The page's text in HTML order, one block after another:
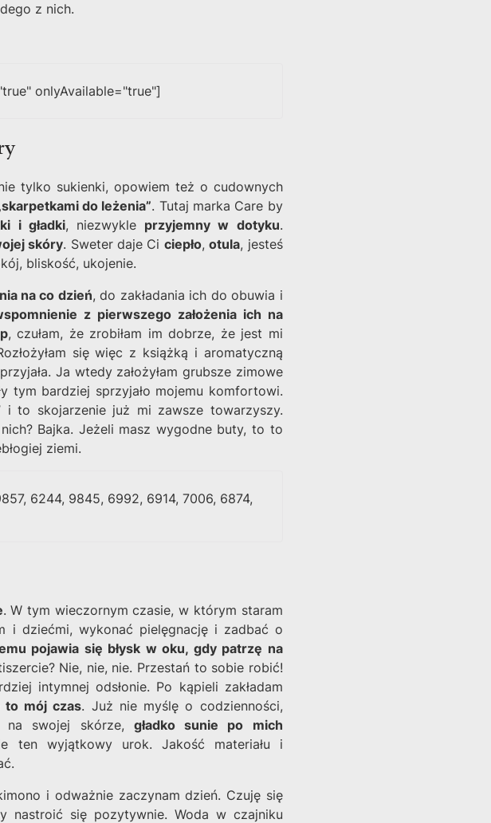
z nich.
onlyAvailable="true"]
tylko sukienki, opowiem też o cudownych
do leżenia”. Tutaj marka Care by
i gładki, niezwykle przyjemny w dotyku.
skóry. Sweter daje Ci ciepło,otula, jesteś
bliskość, ukojenie.
na co dzień, do zakładania ich do obuwia i
z pierwszego założenia ich na
, czułam, że zrobiłam im dobrze, że jest mi
się więc z książką i aromatyczną
Ja wtedy założyłam grubsze zimowe
tym bardziej sprzyjało mojemu komfortowi.
i to skojarzenie już mi zawsze towarzyszy.
Bajka. Jeżeli masz wygodne buty, to to
ziemi.
6244, 9845, 6992, 6914, 7006, 6874,
. W tym wieczornym czasie, w którym staram
i dziećmi, wykonać pielęgnację i zadbać o
pojawia się błysk w oku, gdy patrzę na
Nie, nie, nie. Przestań to sobie robić!
intymnej odsłonie. Po kąpieli zakładam
to mój czas. Już nie myślę o codzienności,
na swojej skórze, gładko sunie po mich
ten wyjątkowy urok. Jakość materiału i
i odważnie zaczynam dzień. Czuję się
nastroić się pozytywnie. Woda w czajniku